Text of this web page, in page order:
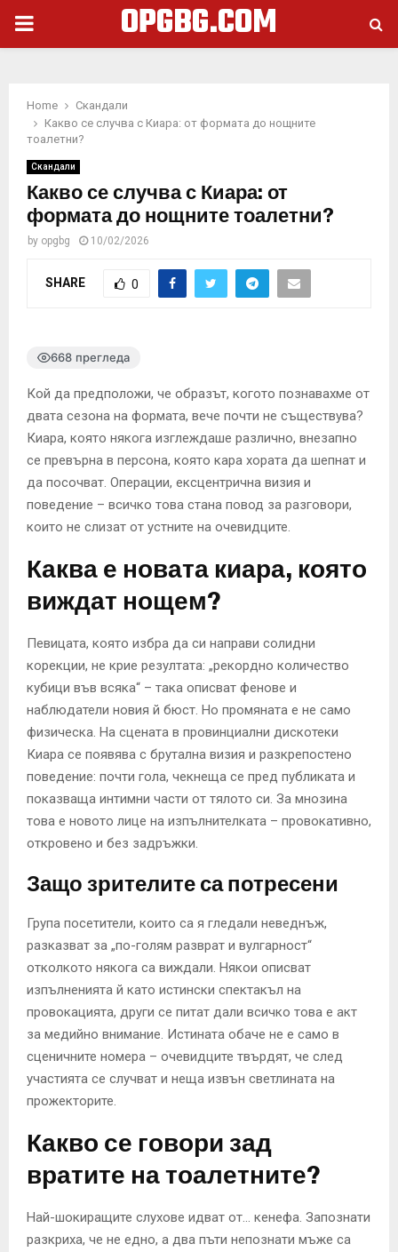
PRIMARY
OPGBG.COM
Home
Скандали
Какво се случва с Киара: от формата до нощните
тоалетни?
Скандали
Какво се случва с Киара: от
формата до нощните тоалетни?
by opgbg 10/02/2026
SHARE 0
668 прегледа
Кой да предположи, че образът, когото познавахме от
двата сезона на формата, вече почти не съществува?
Киара, която някога изглеждаше различно, внезапно
се превърна в персона, която кара хората да шепнат и
да посочват. Операции, ексцентрична визия и
поведение – всичко това стана повод за разговори,
които не слизат от устните на очевидците.
Каква е новата киара, която
виждат нощем?
Певицата, която избра да си направи солидни
корекции, не крие резултата: „рекордно количество
кубици във всяка“ – така описват фенове и
наблюдатели новия й бюст. Но промяната е не само
физическа. На сцената в провинциални дискотеки
Киара се появява с брутална визия и разкрепостено
поведение: почти гола, чекнеща се пред публиката и
показваща интимни части от тялото си. За мнозина
това е новото лице на изпълнителката – провокативно,
откровено и без задръжки.
Защо зрителите са потресени
Група посетители, които са я гледали неведнъж,
разказват за „по-голям разврат и вулгарност“
отколкото някога са виждали. Някои описват
изпълненията й като истински спектакъл на
провокацията, други се питат дали всичко това е акт
за медийно внимание. Истината обаче не е само в
сценичните номера – очевидците твърдят, че след
участията се случват и неща извън светлината на
прожекторите.
Какво се говори зад
вратите на тоалетните?
Най-шокиращите слухове идват от… кенефа. Запознати
разкриха, че не едно, а два пъти непознати мъже са